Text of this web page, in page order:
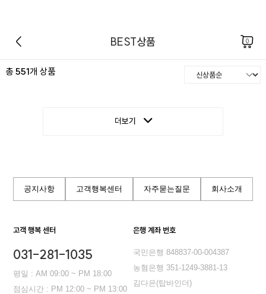
BEST상품 0
총 551개 상품
더보기
공지사항 고객행복센터 자주묻는질문 회사소개
고객 행복 센터
031-281-1035
평일 : AM 09:00 ~ PM 18:00
점심시간 : PM 12:00 ~ PM 13:00
은행 계좌 번호
국민은행 848837-00-004387
농혐은행 351-1249-3881-13
김다은(탑바인더)